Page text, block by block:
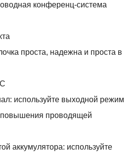
конференц-система
проста, надежна и проста в
используйте выходной режим
повышения проводящей
аккумулятора: используйте